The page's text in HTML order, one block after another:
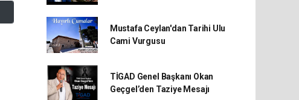
Mustafa Ceylan'dan Tarihi Ulu
Cami Vurgusu
TİGAD Genel Başkanı Okan
Geçgel’den Taziye Mesajı